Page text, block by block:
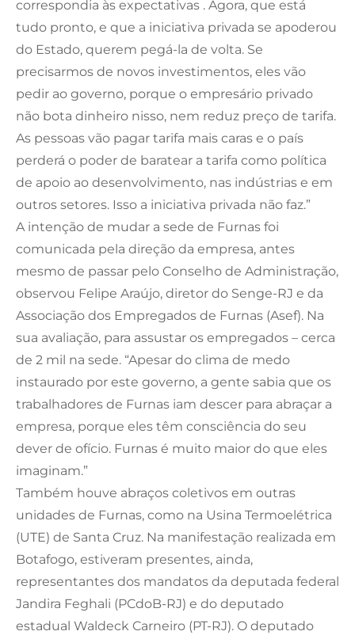
correspondia às expectativas . Agora, que está
tudo pronto, e que a iniciativa privada se apoderou
do Estado, querem pegá-la de volta. Se
precisarmos de novos investimentos, eles vão
pedir ao governo, porque o empresário privado
não bota dinheiro nisso, nem reduz preço de tarifa.
As pessoas vão pagar tarifa mais caras e o país
perderá o poder de baratear a tarifa como política
de apoio ao desenvolvimento, nas indústrias e em
outros setores. Isso a iniciativa privada não faz.”
A intenção de mudar a sede de Furnas foi
comunicada pela direção da empresa, antes
mesmo de passar pelo Conselho de Administração,
observou Felipe Araújo, diretor do Senge-RJ e da
Associação dos Empregados de Furnas (Asef). Na
sua avaliação, para assustar os empregados – cerca
de 2 mil na sede. “Apesar do clima de medo
instaurado por este governo, a gente sabia que os
trabalhadores de Furnas iam descer para abraçar a
empresa, porque eles têm consciência do seu
dever de ofício. Furnas é muito maior do que eles
imaginam.”
Também houve abraços coletivos em outras
unidades de Furnas, como na Usina Termoelétrica
(UTE) de Santa Cruz. Na manifestação realizada em
Botafogo, estiveram presentes, ainda,
representantes dos mandatos da deputada federal
Jandira Feghali (PCdoB-RJ) e do deputado
estadual Waldeck Carneiro (PT-RJ). O deputado